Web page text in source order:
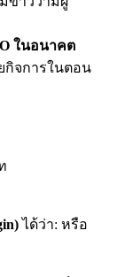
ในอนาคต
กิจการในตอน
ได้ว่า: หรือ